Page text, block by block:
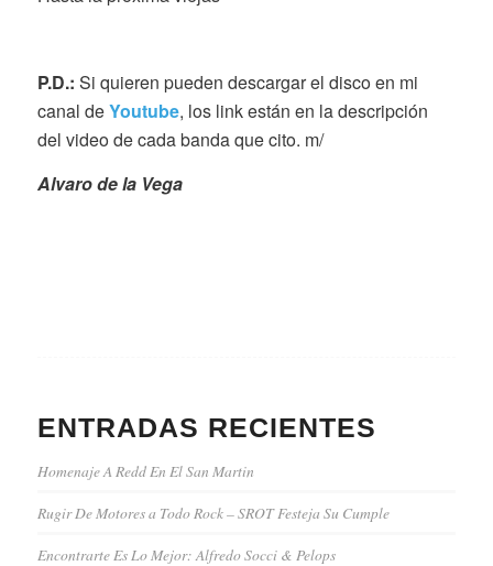
P.D.: Si quieren pueden descargar el disco en mi
canal deYoutube, los link están en la descripción
del video de cada banda que cito. m/
Alvaro de la Vega
ENTRADAS RECIENTES
Homenaje A Redd En El San Martin
Rugir De Motores a Todo Rock – SROT Festeja Su Cumple
Encontrarte Es Lo Mejor: Alfredo Socci & Pelops